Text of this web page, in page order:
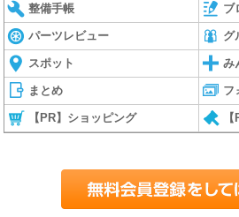
整備手帳 ブ
パーツレビュー グ
スポット み
まとめ フ
【PR】ショッピング